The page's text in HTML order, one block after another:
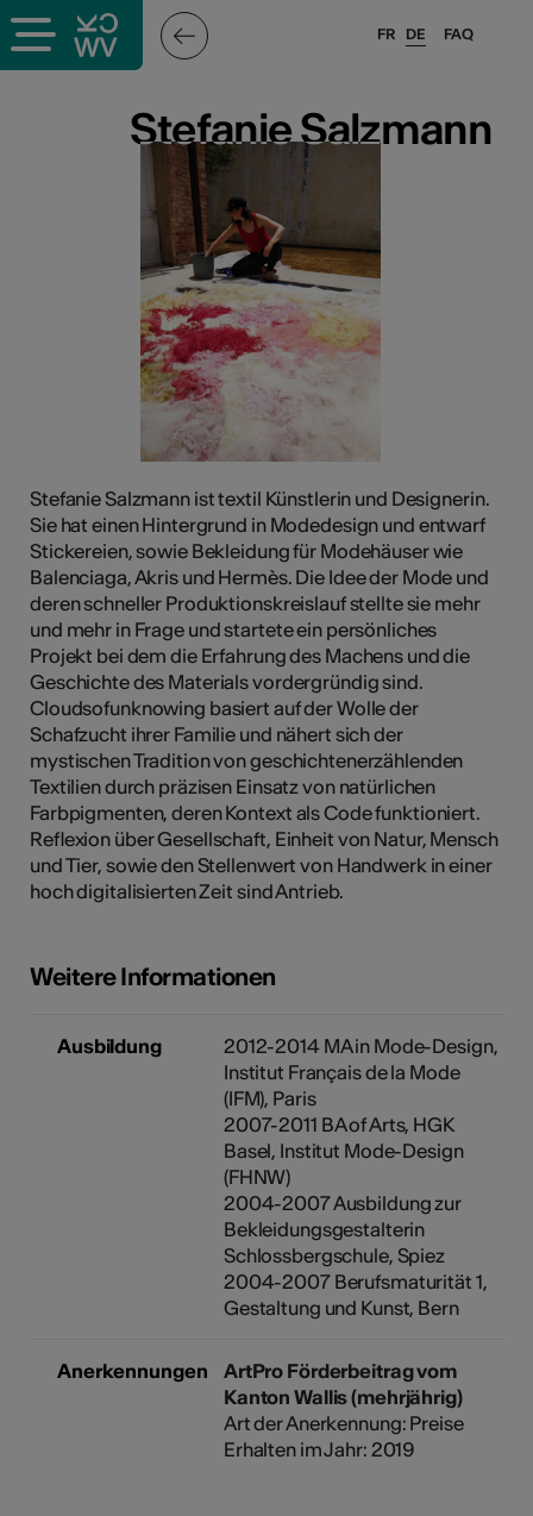
FAQ
FR DE
Stefanie Salzmann
Stefanie Salzmann
Stefanie Salzmann ist textil Künstlerin und Designerin.
Sie hat einen Hintergrund in Modedesign und entwarf
Stickereien, sowie Bekleidung für Modehäuser wie
Balenciaga, Akris und Hermès. Die Idee der Mode und
deren schneller Produktionskreislauf stellte sie mehr
und mehr in Frage und startete ein persönliches
Projekt bei dem die Erfahrung des Machens und die
Geschichte des Materials vordergründig sind.
Cloudsofunknowing basiert auf der Wolle der
Schafzucht ihrer Familie und nähert sich der
mystischen Tradition von geschichtenerzählenden
Textilien durch präzisen Einsatz von natürlichen
Farbpigmenten, deren Kontext als Code funktioniert.
Reflexion über Gesellschaft, Einheit von Natur, Mensch
und Tier, sowie den Stellenwert von Handwerk in einer
hoch digitalisierten Zeit sind Antrieb.
Weitere Informationen
Ausbildung
2012-2014 MA in Mode-Design,
Institut Français de la Mode
(IFM), Paris
2007-2011 BA of Arts, HGK
Basel, Institut Mode-Design
(FHNW)
2004-2007 Ausbildung zur
Bekleidungsgestalterin
Schlossbergschule, Spiez
2004-2007 Berufsmaturität 1,
Gestaltung und Kunst, Bern
Anerkennungen
ArtPro Förderbeitrag vom
Kanton Wallis (mehrjährig)
Art der Anerkennung: Preise
Erhalten im Jahr: 2019